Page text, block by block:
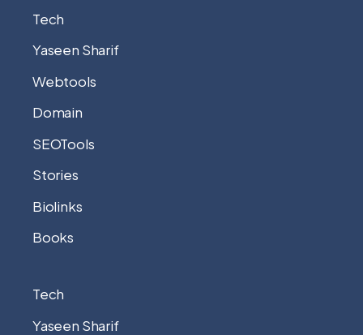
Tech
Yaseen Sharif
Webtools
Domain
SEOTools
Stories
Biolinks
Books
Tech
Yaseen Sharif